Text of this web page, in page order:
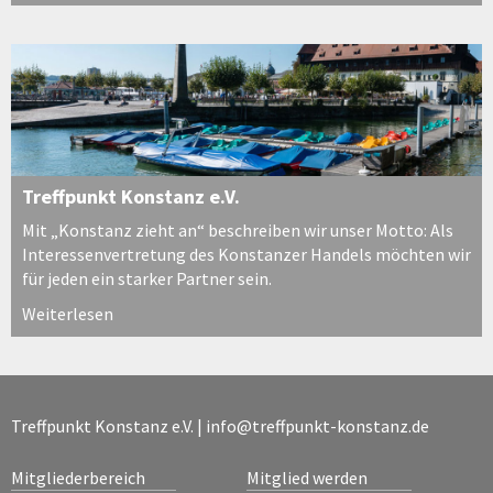
Treffpunkt Konstanz e.V.
Mit „Konstanz zieht an“ beschreiben wir unser Motto: Als
Interessenvertretung des Konstanzer Handels möchten wir
für jeden ein starker Partner sein.
Weiterlesen
Treffpunkt Konstanz e.V. | info@treffpunkt-konstanz.de
Mitgliederbereich Mitglied werden